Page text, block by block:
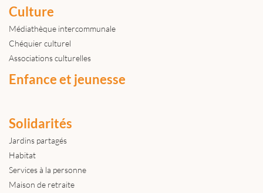
Culture
Médiathèque intercommunale
Chéquier culturel
Associations culturelles
Enfance et jeunesse
Solidarités
Jardins partagés
Habitat
Services à la personne
Maison de retraite